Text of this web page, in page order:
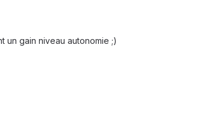
gain niveau autonomie ;)